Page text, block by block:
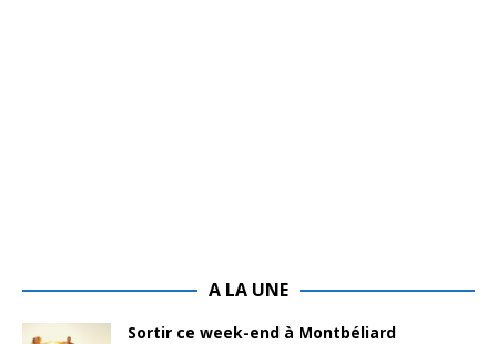
A LA UNE
Sortir ce week-end à Montbéliard